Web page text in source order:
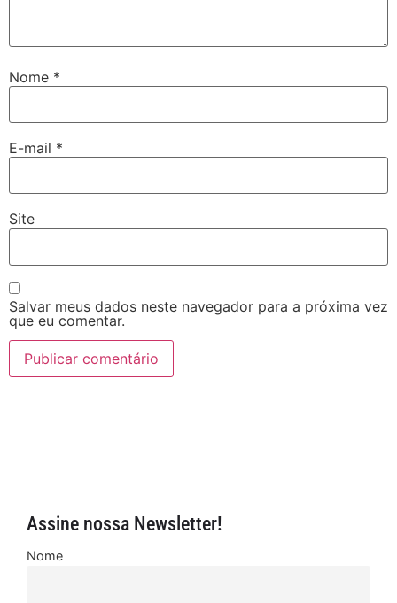
Nome *
E-mail *
Site
Salvar meus dados neste navegador para a próxima vez
que eu comentar.
Assine nossa Newsletter!
Nome